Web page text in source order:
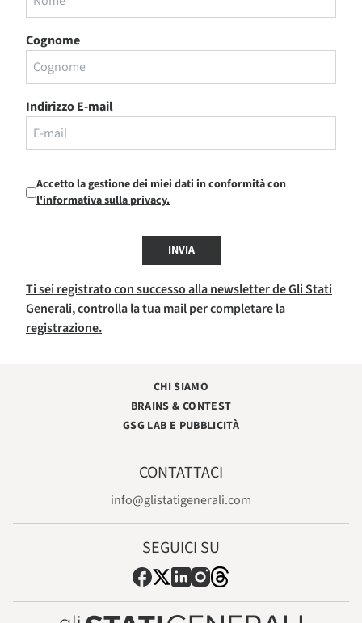
Cognome
Indirizzo E-mail
Accetto la gestione dei miei dati in conformità con
l'informativa sulla privacy.
INVIA
Ti sei registrato con successo alla newsletter de Gli Stati
Generali, controlla la tua mail per completare la
registrazione.
CHI SIAMO
BRAINS & CONTEST
GSG LAB E PUBBLICITÀ
CONTATTACI
info@glistatigenerali.com
SEGUICI SU